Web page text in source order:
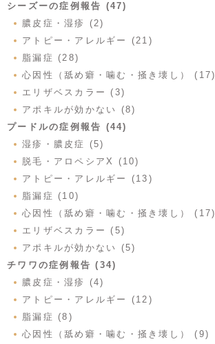
シーズーの症例報告 (47)
膿皮症・湿疹 (2)
アトピー・アレルギー (21)
脂漏症 (28)
心因性（舐め癖・噛む・掻き壊し） (17)
エリザベスカラー (3)
アポキルが効かない (8)
プードルの症例報告 (44)
湿疹・膿皮症 (5)
脱毛・アロペシアX (10)
アトピー・アレルギー (13)
脂漏症 (10)
心因性（舐め癖・噛む・掻き壊し） (17)
エリザベスカラー (5)
アポキルが効かない (5)
チワワの症例報告 (34)
膿皮症・湿疹 (4)
アトピー・アレルギー (12)
脂漏症 (8)
心因性（舐め癖・噛む・掻き壊し） (9)